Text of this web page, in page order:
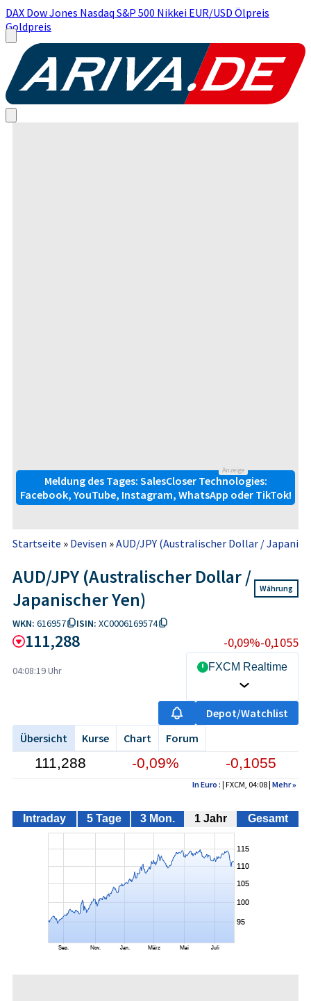
DAX Dow Jones Nasdaq S&P 500 Nikkei EUR/USD Ölpreis
Goldpreis
Anzeige
Meldung des Tages: SalesCloser Technologies:
Facebook, YouTube, Instagram, WhatsApp oder TikTok!
Startseite » Devisen »AUD/JPY (Australischer Dollar /
AUD/JPY (Australischer Dollar /
Japanischer Yen)
Währung
WKN: 616957 ISIN: XC0006169574
111,288 -0,09%-0,1055
04:08:19 Uhr FXCM Realtime
Depot/Watchlist
Übersicht
Kurse Chart Forum
111,288 -0,09% -0,1055
In Euro : | FXCM, 04:08 | Mehr»
Intraday 5 Tage 3 Mon. 1 Jahr Gesamt